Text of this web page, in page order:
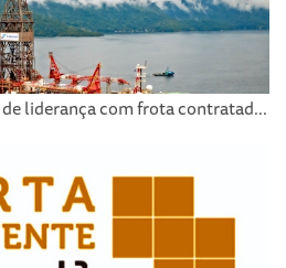
liderança com frota contratad...